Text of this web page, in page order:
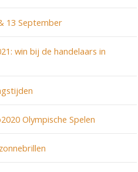
13 September
win bij de handelaars in
Olympische Spelen